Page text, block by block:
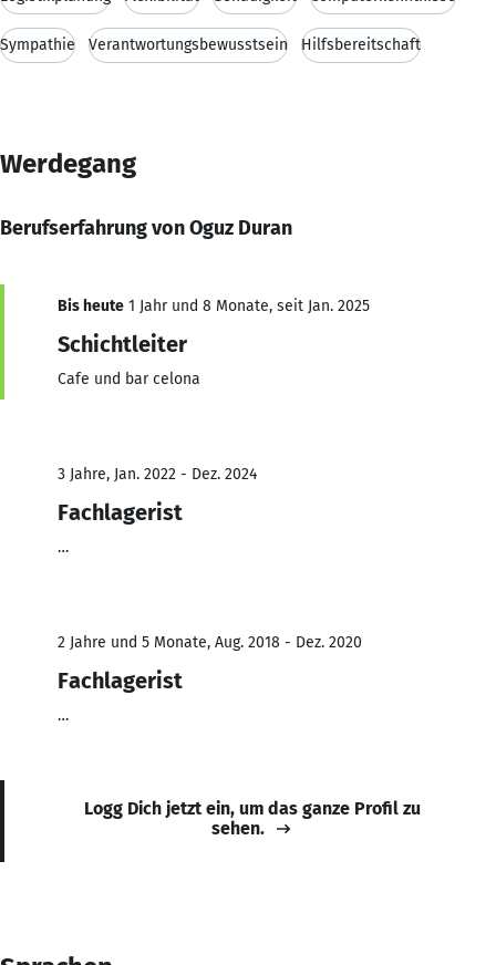
Sympathie Verantwortungsbewusstsein Hilfsbereitschaft
Werdegang
Berufserfahrung von Oguz Duran
Bis heute 1 Jahr und 8 Monate, seit Jan. 2025
Schichtleiter
Cafe und bar celona
3 Jahre, Jan. 2022 - Dez. 2024
Fachlagerist
…
2 Jahre und 5 Monate, Aug. 2018 - Dez. 2020
Fachlagerist
…
Logg Dich jetzt ein, um das ganze Profil zu
sehen.